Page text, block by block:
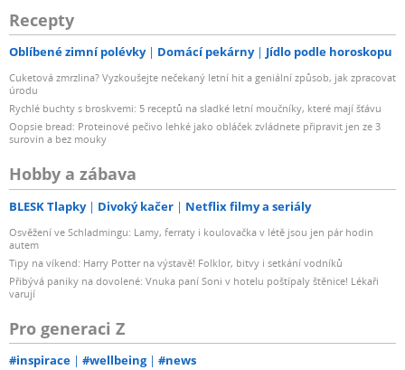
Recepty
Oblíbené zimní polévky Domácí pekárny Jídlo podle horoskopu
Cuketová zmrzlina? Vyzkoušejte nečekaný letní hit a geniální způsob, jak zpracovat
úrodu
Rychlé buchty s broskvemi: 5 receptů na sladké letní moučníky, které mají šťávu
Oopsie bread: Proteinové pečivo lehké jako obláček zvládnete připravit jen ze 3
surovin a bez mouky
Hobby a zábava
BLESK Tlapky Divoký kačer Netflix filmy a seriály
Osvěžení ve Schladmingu: Lamy, ferraty i koulovačka v létě jsou jen pár hodin
autem
Tipy na víkend: Harry Potter na výstavě! Folklor, bitvy i setkání vodníků
Přibývá paniky na dovolené: Vnuka paní Soni v hotelu poštípaly štěnice! Lékaři
varují
Pro generaci Z
#inspirace #wellbeing #news